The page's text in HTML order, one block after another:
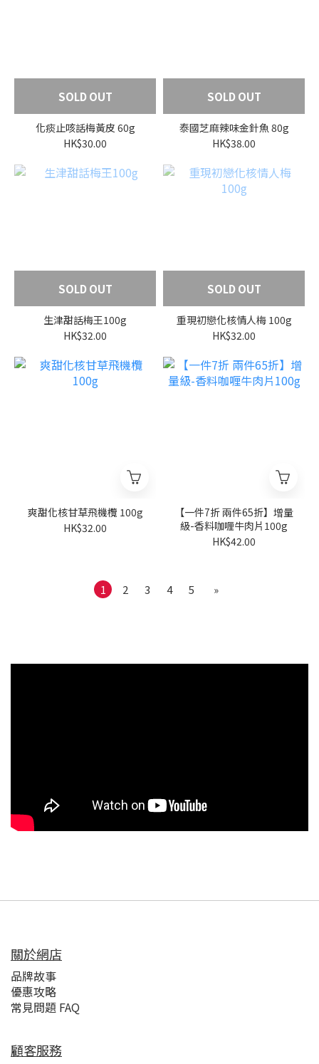
SOLD OUT
化痰止咳話梅黃皮 60g
HK$30.00
SOLD OUT
泰國芝麻辣味金針魚 80g
HK$38.00
SOLD OUT
生津甜話梅王100g
HK$32.00
SOLD OUT
重現初戀化核情人梅 100g
HK$32.00
爽甜化核甘草飛機欖 100g
HK$32.00
【一件7折 兩件65折】增量
級-香料咖喱牛肉片100g
HK$42.00
1 2 3 4 5 »
關於網店
品牌故事
優惠攻略
常見問題 FAQ
顧客服務